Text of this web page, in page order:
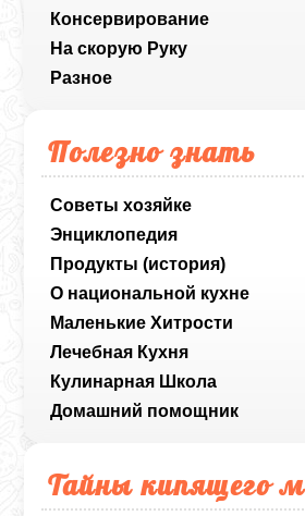
Консервирование
На скорую Руку
Разное
Полезно знать
Советы хозяйке
Энциклопедия
Продукты (история)
О национальной кухне
Маленькие Хитрости
Лечебная Кухня
Кулинарная Школа
Домашний помощник
Тайны кипящего